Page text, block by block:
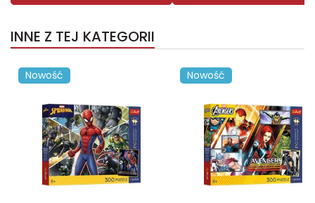
INNE Z TEJ KATEGORII
Nowość Nowość